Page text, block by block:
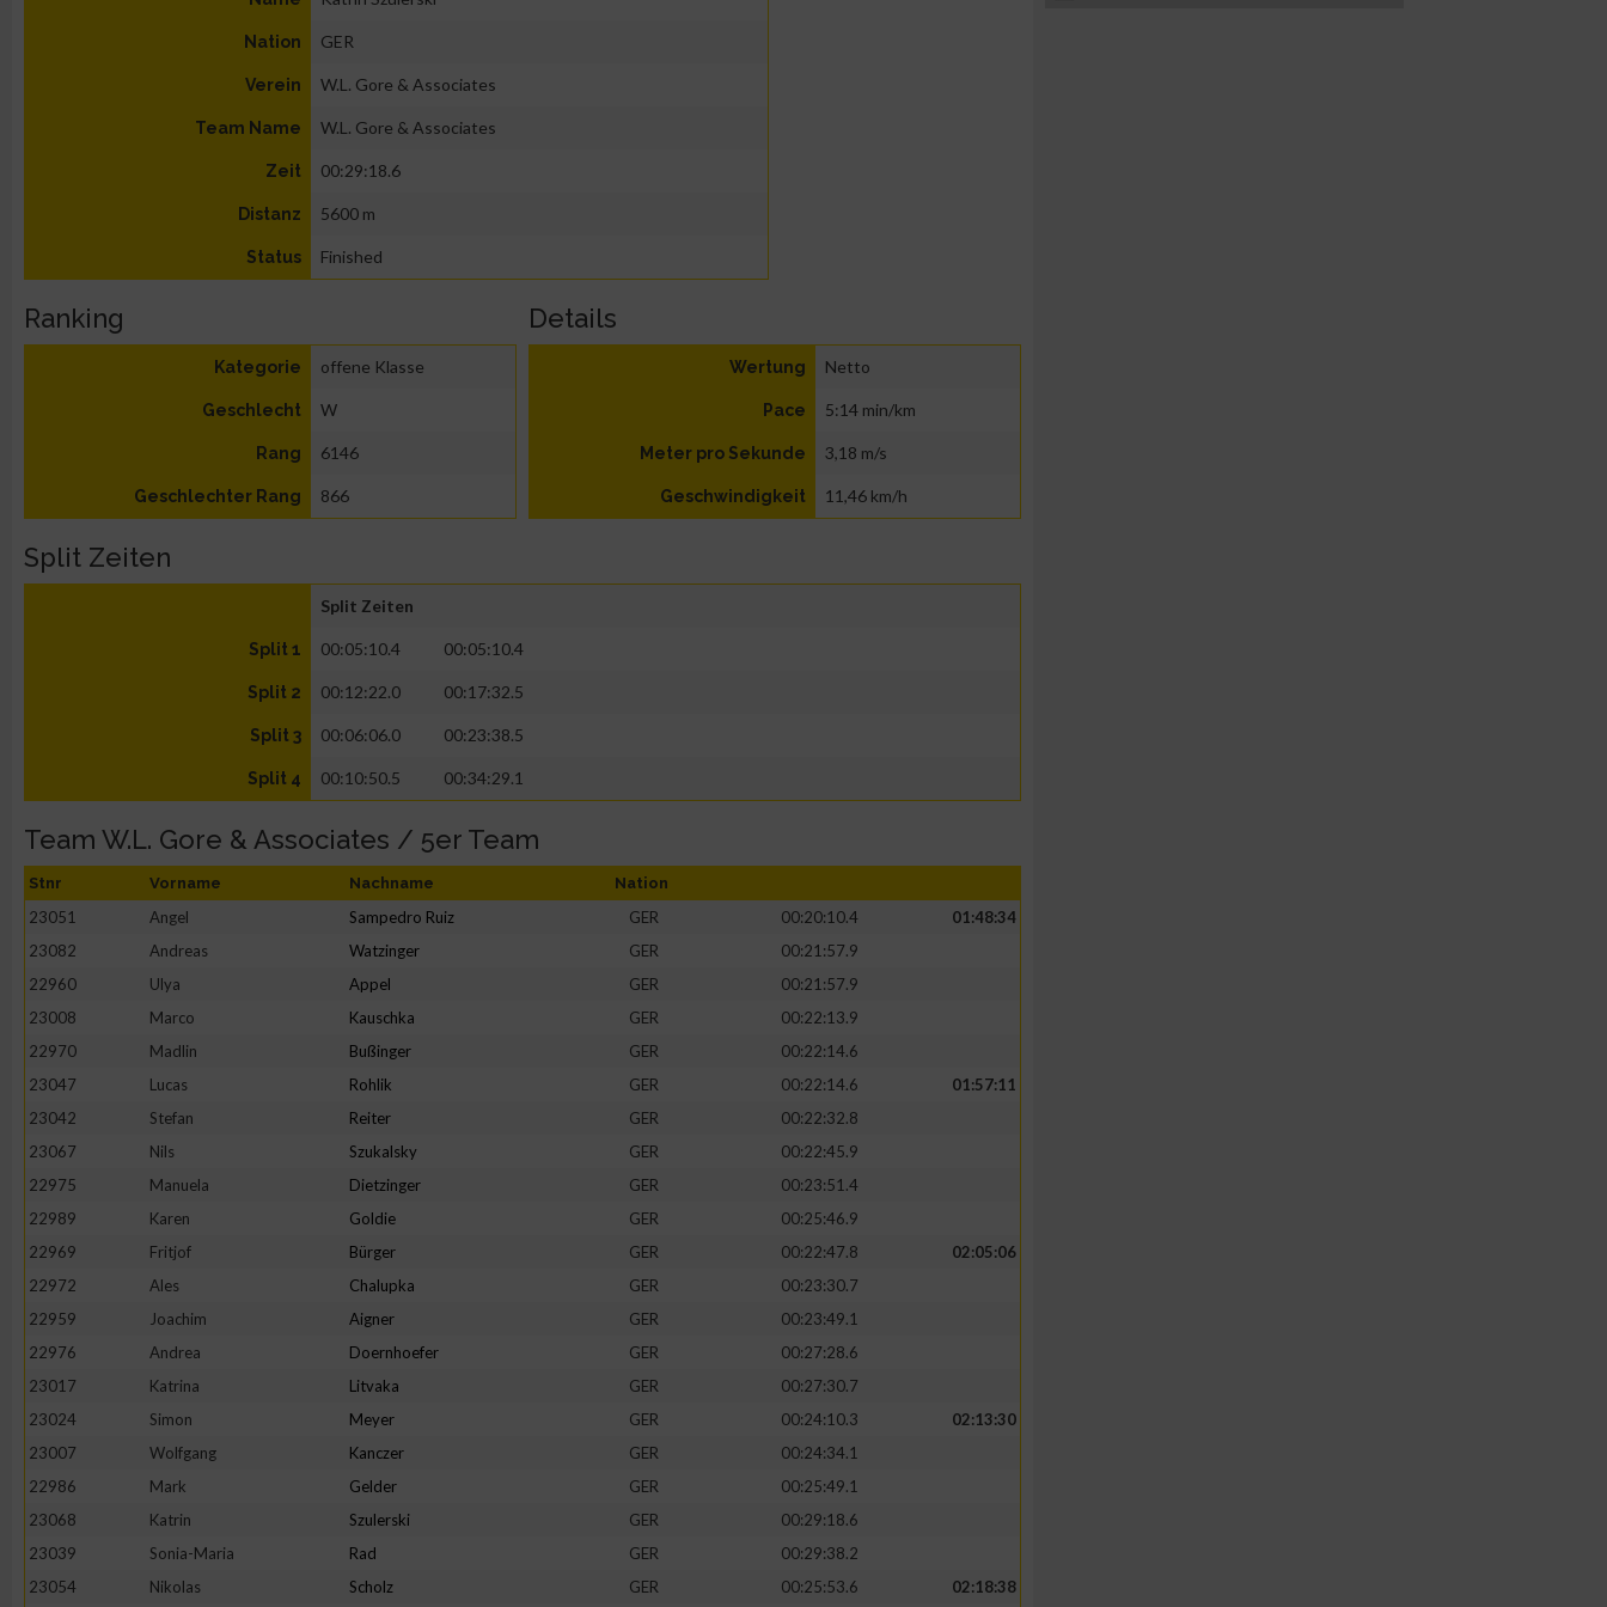
Nation GER
Verein W.L. Gore & Associates
Team Name W.L. Gore & Associates
Zeit 00:29:18.6
Distanz 5600 m
Status Finished
Ranking
Kategorie offene Klasse
Geschlecht W
Rang 6146
Geschlechter Rang 866
Details
Wertung Netto
Pace 5:14 min/km
Meter pro Sekunde 3,18 m/s
Geschwindigkeit 11,46 km/h
Split Zeiten
Split Zeiten
Split 1 00:05:10.4 00:05:10.4
Split 2 00:12:22.0 00:17:32.5
Split 3 00:06:06.0 00:23:38.5
Split 4 00:10:50.5 00:34:29.1
Team W.L. Gore & Associates / 5er Team
Stnr Vorname Nachname Nation
23051 Angel Sampedro Ruiz GER 00:20:10.4
01:48:34
23082
Andreas Watzinger GER
00:21:57.9
22960
Ulya Appel GER
00:21:57.9
23008
Marco Kauschka GER
00:22:13.9
22970
Madlin Bußinger GER
00:22:14.6
23047
Lucas Rohlik GER 00:22:14.6
01:57:11
23042
Stefan Reiter GER
00:22:32.8
23067
Nils Szukalsky GER
00:22:45.9
22975
Manuela Dietzinger GER
00:23:51.4
22989
Karen Goldie GER
00:25:46.9
22969
Fritjof Bürger GER 00:22:47.8
02:05:06
22972
Ales Chalupka GER
00:23:30.7
22959
Joachim Aigner GER
00:23:49.1
22976
Andrea Doernhoefer GER
00:27:28.6
23017
Katrina Litvaka GER
00:27:30.7
23024
Simon Meyer GER 00:24:10.3
02:13:30
23007
Wolfgang Kanczer GER
00:24:34.1
22986
Mark Gelder GER
00:25:49.1
23068
Katrin Szulerski GER
00:29:18.6
23039
Sonia-Maria Rad GER
00:29:38.2
23054
Nikolas Scholz GER 00:25:53.6
02:18:38